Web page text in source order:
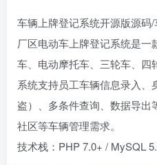
车辆上牌登记系统开源版源码
厂区电动车上牌登记系统是一
车、电动摩托车、三轮车、四
系统支持员工车辆信息录入
盗）、多条件查询、数据导出
社区等车辆管理需求。
技术栈：PHP 7.0+ / MySQL